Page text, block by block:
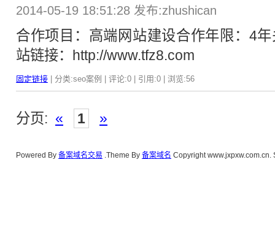
2014-05-19 18:51:28 发布:zhushican
合作项目：高端网站建设合作年限：4
站链接：http://www.tfz8.com
固定链接 | 分类:seo案例 | 评论:0 | 引用:0 | 浏览:56
分页: « 1 »
Powered By 备案域名交易 .Theme By 备案域名 Copyright www.jxpxw.com.cn.